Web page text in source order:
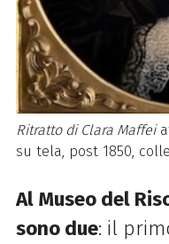
Ritratto di Clara Maffei
su tela, post 1850,
Al Museo del
sono due: il